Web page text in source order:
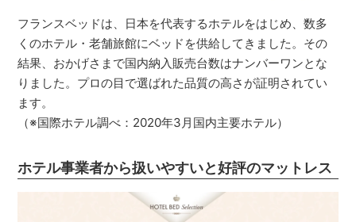
フランスベッドは、日本を代表するホテルをはじめ、数多
くのホテル・老舗旅館にベッドを供給してきました。その
結果、おかげさまで国内納入販売台数はナンバーワンとな
りました。プロの目で選ばれた品質の高さが証明されてい
ます。
（※国際ホテル調べ：2020年3月国内主要ホテル）
ホテル事業者から扱いやすいと好評のマットレス